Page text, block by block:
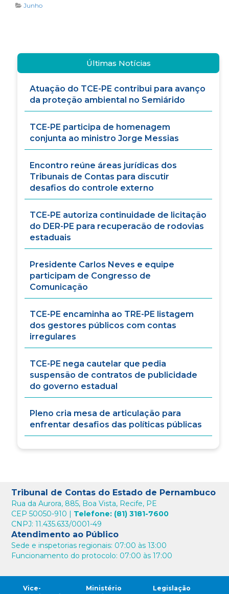
Junho
Últimas Notícias
Atuação do TCE-PE contribui para avanço
da proteção ambiental no Semiárido
TCE-PE participa de homenagem
conjunta ao ministro Jorge Messias
Encontro reúne áreas jurídicas dos
Tribunais de Contas para discutir
desafios do controle externo
TCE-PE autoriza continuidade de licitação
do DER-PE para recuperacão de rodovias
estaduais
Presidente Carlos Neves e equipe
participam de Congresso de
Comunicação
TCE-PE encaminha ao TRE-PE listagem
dos gestores públicos com contas
irregulares
TCE-PE nega cautelar que pedia
suspensão de contratos de publicidade
do governo estadual
Pleno cria mesa de articulação para
enfrentar desafios das políticas públicas
Tribunal de Contas do Estado de Pernambuco
Rua da Aurora, 885, Boa Vista, Recife, PE
CEP 50050-910 | Telefone: (81) 3181-7600
CNPJ: 11.435.633/0001-49
Atendimento ao Público
Sede e inspetorias regionais: 07:00 às 13:00
Funcionamento do protocolo: 07:00 às 17:00
Vice-
Ministério
Legislação